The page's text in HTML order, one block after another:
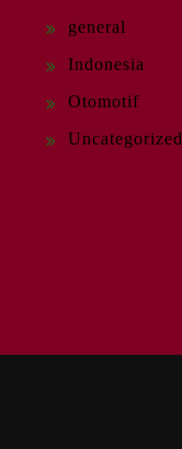
general
Indonesia
Otomotif
Uncategorized